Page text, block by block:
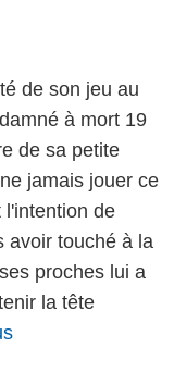
de son jeu au
à mort 19
de sa petite
jamais jouer ce
l'intention de
avoir touché à la
proches lui a
la tête